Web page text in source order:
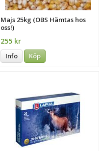
Majs 25kg (OBS Hämtas hos
oss!)
255 kr
Info Köp